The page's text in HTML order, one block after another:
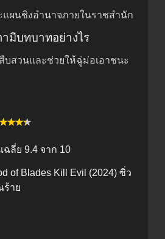
ผนชิงอำนาจภายในราชสำนัก
มีบทบาทอย่างไร
บสวนและช่วยให้ฉู่ม่อเอาชนะ
ฉลี่ย 9.4 จาก 10
of Blades Kill Evil (2024) ซิ่ว
าย